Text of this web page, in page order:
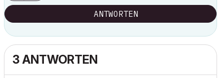
ANTWORTEN
3 ANTWORTEN